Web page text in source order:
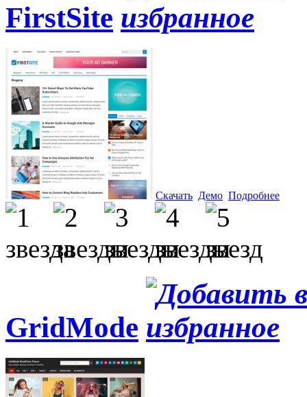
FirstSite
Скачать Демо Подробнее
GridMode